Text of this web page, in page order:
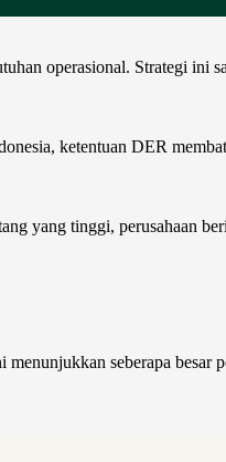
operasional. Strategi ini
ketentuan DER
yang tinggi, perusahaan
seberapa besar